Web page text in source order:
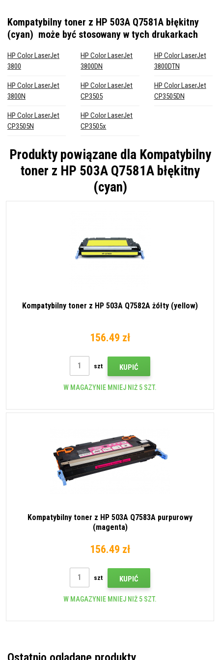
Kompatybilny toner z HP 503A Q7581A błękitny
(cyan) może być stosowany w tych drukarkach
HP Color LaserJet
3800
HP Color LaserJet
3800DN
HP Color LaserJet
3800DTN
HP Color LaserJet
3800N
HP Color LaserJet
CP3505
HP Color LaserJet
CP3505DN
HP Color LaserJet
CP3505N
HP Color LaserJet
CP3505x
Produkty powiązane dla Kompatybilny
toner z HP 503A Q7581A błękitny
(cyan)
Kompatybilny toner z HP 503A Q7582A żółty (yellow)
156.49 zł
szt KUPIĆ
W MAGAZYNIE MNIEJ NIŻ 5 SZT.
Kompatybilny toner z HP 503A Q7583A purpurowy
(magenta)
156.49 zł
szt KUPIĆ
W MAGAZYNIE MNIEJ NIŻ 5 SZT.